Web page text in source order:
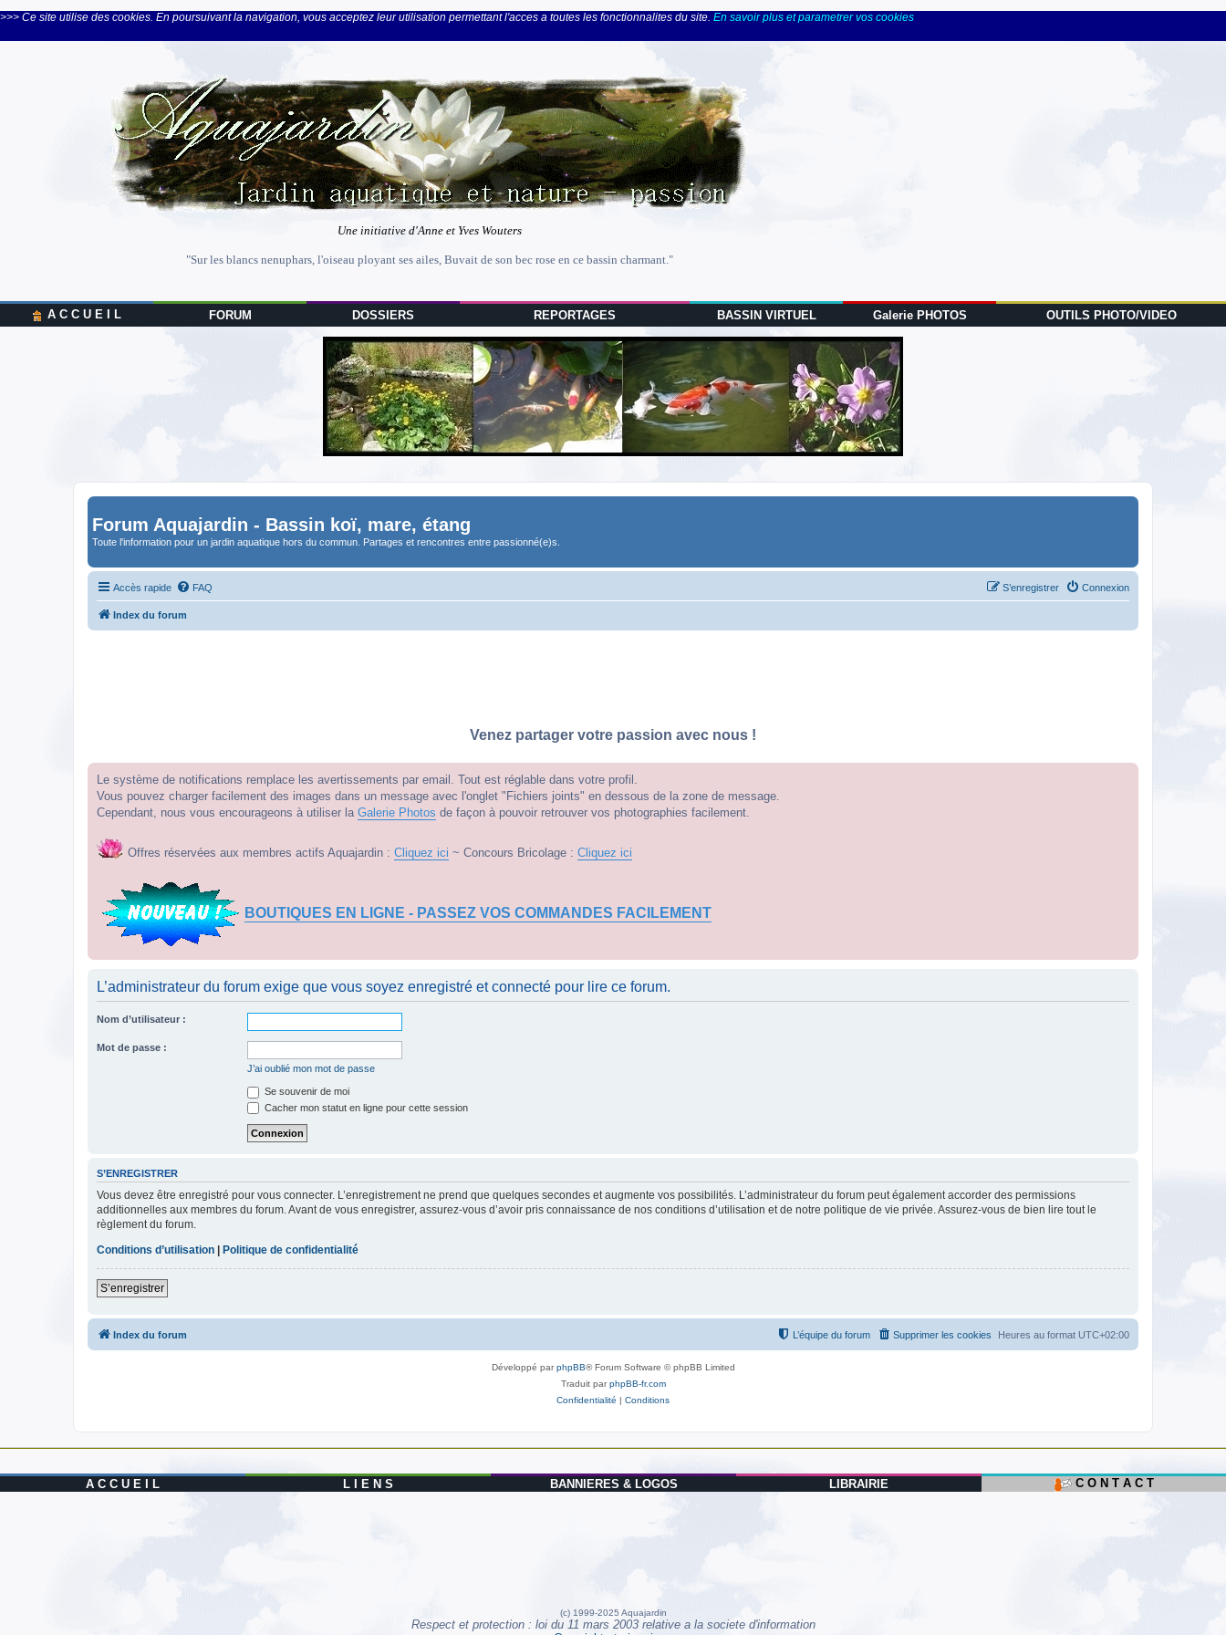
>>> Ce site utilise des cookies. En poursuivant la navigation, vous acceptez leur utilisation permettant l'acces a toutes les fonctionnalites du site. En savoir plus et parametrer vos cookies
Une initiative d'Anne et Yves Wouters
"Sur les blancs nenuphars, l'oiseau ployant ses ailes, Buvait de son bec rose en ce bassin charmant."
A C C U E I L FORUM DOSSIERS REPORTAGES BASSIN VIRTUEL Galerie PHOTOS OUTILS PHOTO/VIDEO
Forum Aquajardin - Bassin koï, mare, étang
Toute l'information pour un jardin aquatique hors du commun. Partages et rencontres entre passionné(e)s.
Accès rapide FAQ Connexion
S’enregistrer
Index du forum
Venez partager votre passion avec nous !
Le système de notifications remplace les avertissements par email. Tout est réglable dans votre profil.
Vous pouvez charger facilement des images dans un message avec l'onglet "Fichiers joints" en dessous de la zone de message.
Cependant, nous vous encourageons à utiliser la Galerie Photos de façon à pouvoir retrouver vos photographies facilement.
Offres réservées aux membres actifs Aquajardin : Cliquez ici ~ Concours Bricolage : Cliquez ici
BOUTIQUES EN LIGNE - PASSEZ VOS COMMANDES FACILEMENT
L’administrateur du forum exige que vous soyez enregistré et connecté pour lire ce forum.
Nom d’utilisateur :
Mot de passe :
J’ai oublié mon mot de passe
Se souvenir de moi
Cacher mon statut en ligne pour cette session
S’ENREGISTRER
Vous devez être enregistré pour vous connecter. L’enregistrement ne prend que quelques secondes et augmente vos possibilités. L’administrateur du forum peut également accorder des permissions
additionnelles aux membres du forum. Avant de vous enregistrer, assurez-vous d’avoir pris connaissance de nos conditions d’utilisation et de notre politique de vie privée. Assurez-vous de bien lire tout le
règlement du forum.
Conditions d’utilisation | Politique de confidentialité
S’enregistrer
Index du forum Heures au format UTC+02:00
Supprimer les cookies
L’équipe du forum
Développé parphpBB® Forum Software © phpBB Limited
Traduit parphpBB-fr.com
Confidentialité | Conditions
A C C U E I L L I E N S BANNIERES & LOGOS LIBRAIRIE C O N T A C T
(c) 1999-2025 Aquajardin
Respect et protection : loi du 11 mars 2003 relative a la societe d'information